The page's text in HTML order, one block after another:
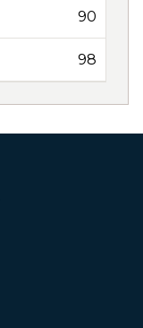
90
98